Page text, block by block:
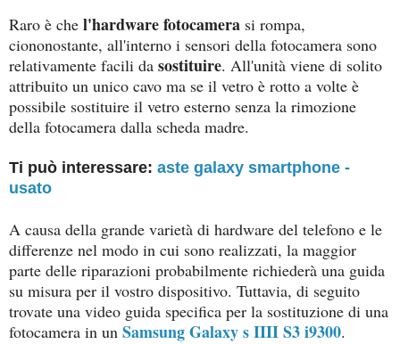
Raro è che l'hardware fotocamera si rompa,
ciononostante, all'interno i sensori della fotocamera sono
relativamente facili da sostituire. All'unità viene di solito
attribuito un unico cavo ma se il vetro è rotto a volte è
possibile sostituire il vetro esterno senza la rimozione
della fotocamera dalla scheda madre.
Ti può interessare: aste galaxy smartphone -
usato
A causa della grande varietà di hardware del telefono e le
differenze nel modo in cui sono realizzati, la maggior
parte delle riparazioni probabilmente richiederà una guida
su misura per il vostro dispositivo. Tuttavia, di seguito
trovate una video guida specifica per la sostituzione di una
fotocamera in un Samsung Galaxy s IIII S3 i9300.